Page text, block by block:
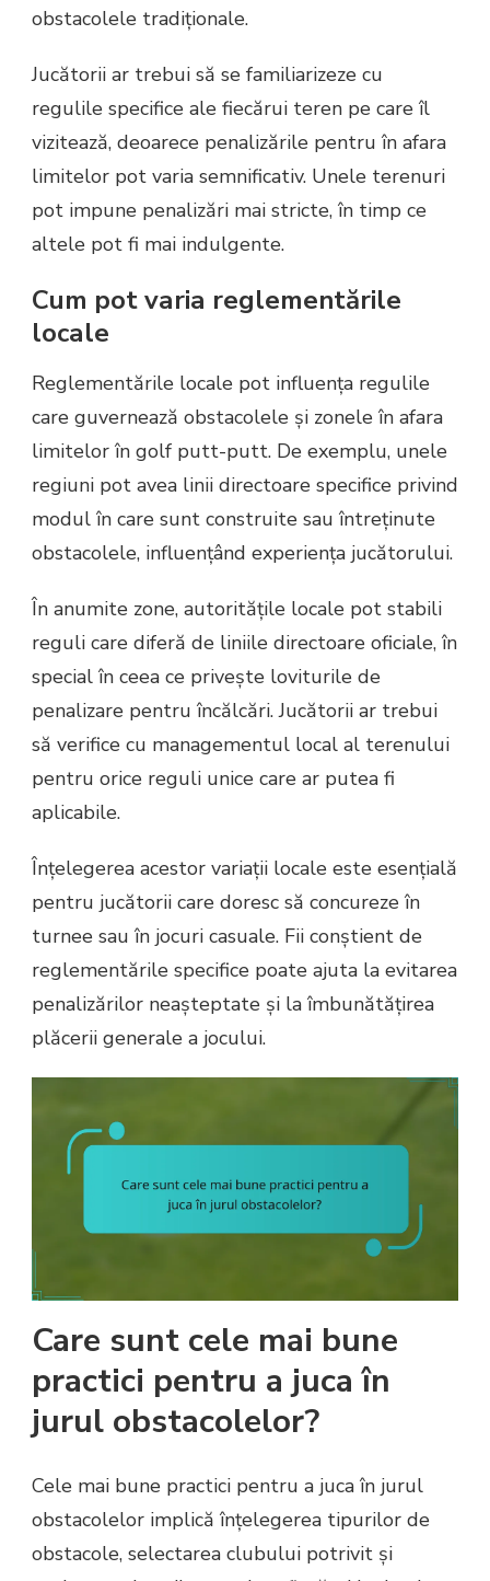
obstacolele tradiționale.
Jucătorii ar trebui să se familiarizeze cu
regulile specifice ale fiecărui teren pe care îl
vizitează, deoarece penalizările pentru în afara
limitelor pot varia semnificativ. Unele terenuri
pot impune penalizări mai stricte, în timp ce
altele pot fi mai indulgente.
Cum pot varia reglementările
locale
Reglementările locale pot influența regulile
care guvernează obstacolele și zonele în afara
limitelor în golf putt-putt. De exemplu, unele
regiuni pot avea linii directoare specifice privind
modul în care sunt construite sau întreținute
obstacolele, influențând experiența jucătorului.
În anumite zone, autoritățile locale pot stabili
reguli care diferă de liniile directoare oficiale, în
special în ceea ce privește loviturile de
penalizare pentru încălcări. Jucătorii ar trebui
să verifice cu managementul local al terenului
pentru orice reguli unice care ar putea fi
aplicabile.
Înțelegerea acestor variații locale este esențială
pentru jucătorii care doresc să concureze în
turnee sau în jocuri casuale. Fii conștient de
reglementările specifice poate ajuta la evitarea
penalizărilor neașteptate și la îmbunătățirea
plăcerii generale a jocului.
Care sunt cele mai bune
practici pentru a juca în
jurul obstacolelor?
Cele mai bune practici pentru a juca în jurul
obstacolelor implică înțelegerea tipurilor de
obstacole, selectarea clubului potrivit și